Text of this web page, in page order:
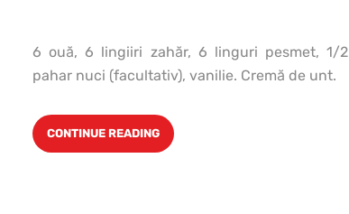
6 ouă, 6 lingiiri zahăr, 6 linguri pesmet, 1/2
pahar nuci (facultativ), vanilie. Cremă de unt.
CONTINUE READING